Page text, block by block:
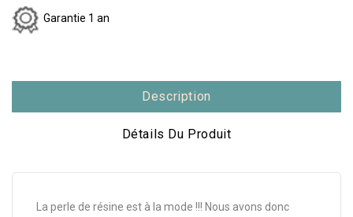
Garantie 1 an
Description
Détails Du Produit
La perle de résine est à la mode !!! Nous avons donc